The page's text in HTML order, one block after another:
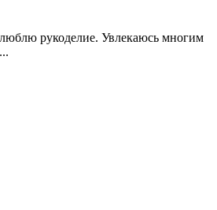
рукоделие. Увлекаюсь многим
...